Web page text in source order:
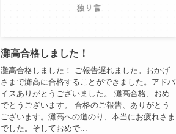
灘高合格しました！
灘高合格しました！ ご報告遅れました。おかげ
さまで灘高に合格することができました。アドバ
イスありがとうございました。 灘高合格、おめ
でとうございます。 合格のご報告、ありがとう
ございます。灘高への道のり、本当にお疲れさま
でした。そしておめで...